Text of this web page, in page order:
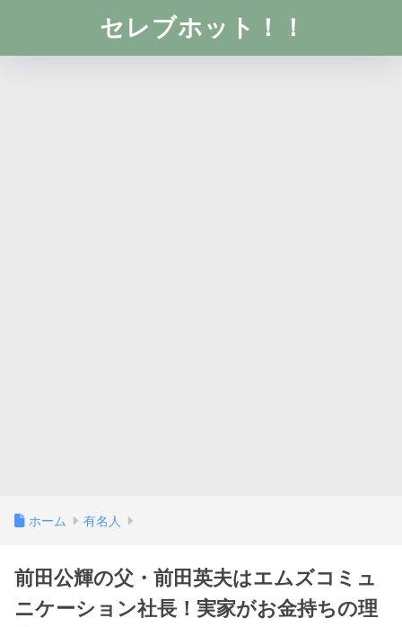
セレブホット！！
ホーム 有名人
前田公輝の父・前田英夫はエムズコミュ
ニケーション社長！実家がお金持ちの理